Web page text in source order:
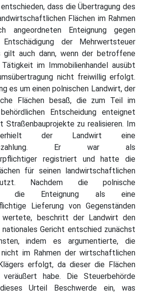
dass die Übertragung des
Flächen im Rahmen
angeordneten Enteignung gegen
der Mehrwertsteuer
gilt auch dann, wenn der betroffene
im Immobilienhandel ausübt
nicht freiwillig erfolgt.
es um einen polnischen Landwirt, der
Flächen besaß, die zum Teil im
Entscheidung enteignet
Straßenbauprojekte zu realisieren. Im
erhielt der Landwirt eine
Er war als
registriert und hatte die
für seinen landwirtschaftlichen
Nachdem die polnische
die Enteignung als eine
Lieferung von Gegenständen
beschritt der Landwirt den
nationales Gericht entschied zunächst
indem es argumentierte, die
nicht im Rahmen der wirtschaftlichen
erfolgt, da dieser die Flächen
habe. Die Steuerbehörde
Urteil Beschwerde ein, was